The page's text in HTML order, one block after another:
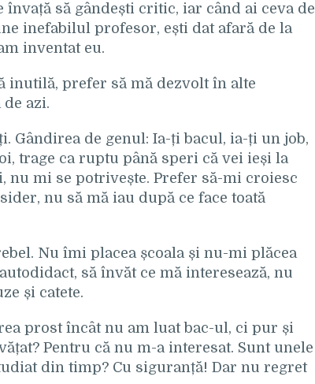
să gândești critic, iar când ai ceva de
inefabilul profesor, ești dat afară de la
inventat eu.
inutilă, prefer să mă dezvolt în alte
azi.
Gândirea de genul: Ia-ți bacul, ia-ți un job,
trage ca ruptu până speri că vei ieși la
nu mi se potrivește. Prefer să-mi croiesc
nu să mă iau după ce face toată
Nu îmi placea școala și nu-mi plăcea
să învăt ce mă interesează, nu
și catete.
prost încât nu am luat bac-ul, ci pur și
Pentru că nu m-a interesat. Sunt unele
din timp? Cu siguranță! Dar nu regret